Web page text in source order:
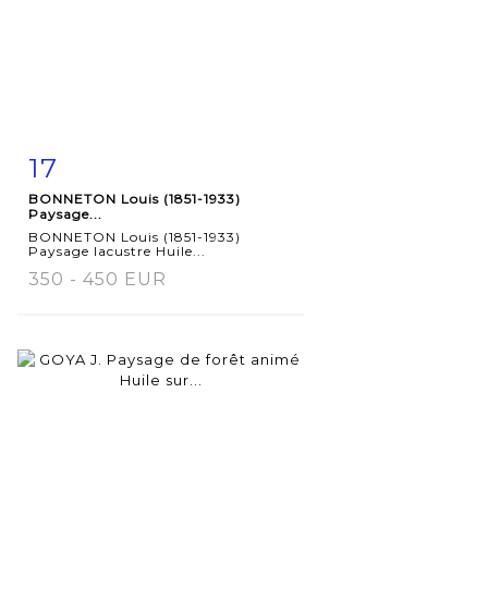
détaillée
17
BONNETON Louis (1851-1933)
Paysage...
BONNETON Louis (1851-1933)
Paysage lacustre Huile...
350 - 450 EUR